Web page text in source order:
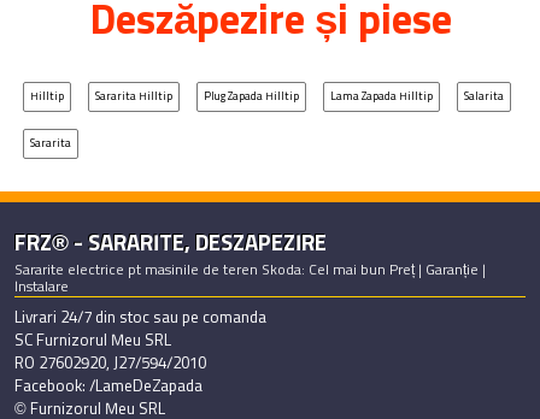
Deszăpezire și piese
Hilltip Sararita Hilltip Plug Zapada Hilltip Lama Zapada Hilltip Salarita
Sararita
FRZ® - SARARITE, DESZAPEZIRE
Sararite electrice pt masinile de teren Skoda: Cel mai bun Preț | Garanție |
Instalare
Livrari 24/7 din stoc sau pe comanda
SC Furnizorul Meu SRL
RO 27602920, J27/594/2010
Facebook: /LameDeZapada
© Furnizorul Meu SRL